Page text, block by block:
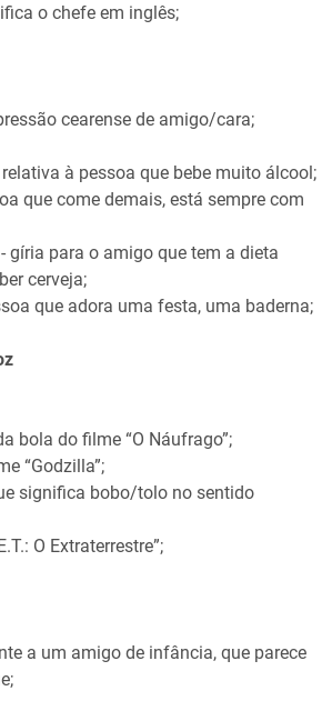
o chefe em inglês;
cearense de amigo/cara;
à pessoa que bebe muito álcool;
que come demais, está sempre com
- gíria para o amigo que tem a dieta
cerveja;
que adora uma festa, uma baderna;
bola do filme “O Náufrago”;
“Godzilla”;
significa bobo/tolo no sentido
O Extraterrestre”;
a um amigo de infância, que parece